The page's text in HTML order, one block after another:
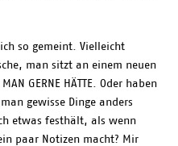
so gemeint. Vielleicht
man sitzt an einem neuen
MAN GERNE HÄTTE. Oder haben
gewisse Dinge anders
etwas festhält, als wenn
paar Notizen macht? Mir